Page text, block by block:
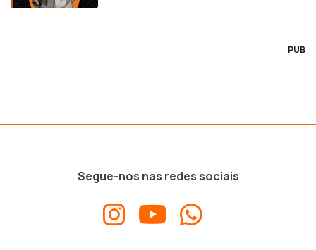
PUB
Segue-nos nas redes sociais